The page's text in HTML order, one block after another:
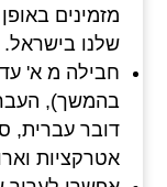
מזמינים
שלנו
חבילה מ א' עד
דובר עברית,
אטרקציות